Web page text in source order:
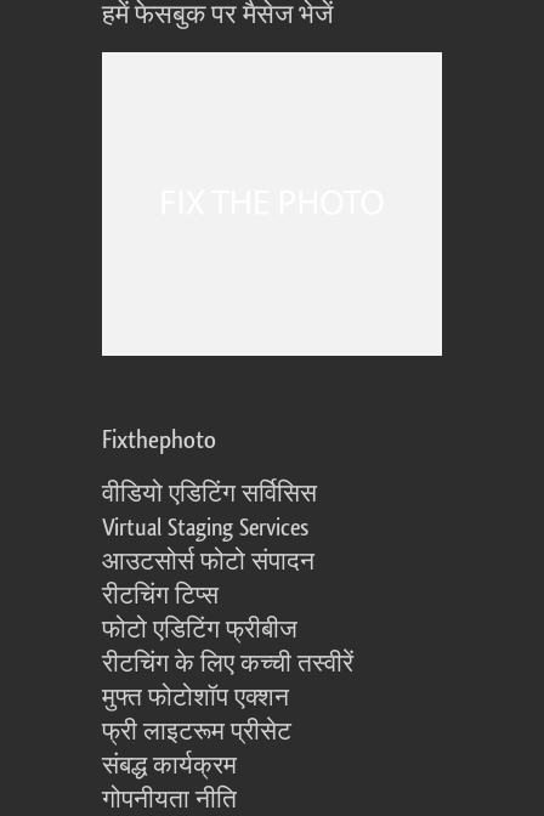
हमें फेसबुक पर मैसेज भेजें
Fixthephoto
वीडियो एडिटिंग सर्विसिस
Virtual Staging Services
आउटसोर्स फोटो संपादन
रीटचिंग टिप्स
फोटो एडिटिंग फ्रीबीज
रीटचिंग के लिए कच्ची तस्वीरें
मुफ्त फोटोशॉप एक्शन
फ्री लाइटरूम प्रीसेट
संबद्ध कार्यक्रम
गोपनीयता नीति